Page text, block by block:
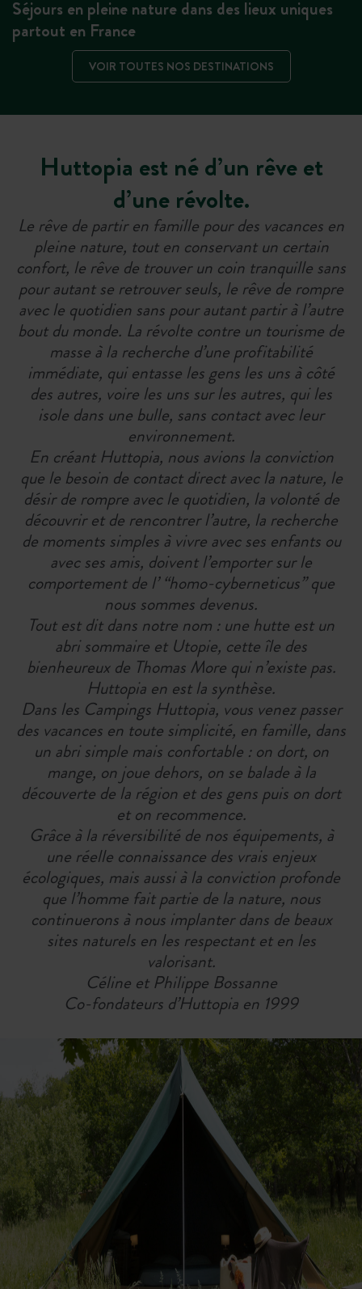
Séjours en pleine nature dans des lieux uniques
partout en France
VOIR TOUTES NOS DESTINATIONS
Huttopia est né d’un rêve et
d’une révolte.
Le rêve de partir en famille pour des vacances en
pleine nature, tout en conservant un certain
confort, le rêve de trouver un coin tranquille sans
pour autant se retrouver seuls, le rêve de rompre
avec le quotidien sans pour autant partir à l’autre
bout du monde. La révolte contre un tourisme de
masse à la recherche d’une profitabilité
immédiate, qui entasse les gens les uns à côté
des autres, voire les uns sur les autres, qui les
isole dans une bulle, sans contact avec leur
environnement.
En créant Huttopia, nous avions la conviction
que le besoin de contact direct avec la nature, le
désir de rompre avec le quotidien, la volonté de
découvrir et de rencontrer l’autre, la recherche
de moments simples à vivre avec ses enfants ou
avec ses amis, doivent l’emporter sur le
comportement de l’ “homo-cyberneticus” que
nous sommes devenus.
Tout est dit dans notre nom : une hutte est un
abri sommaire et Utopie, cette île des
bienheureux de Thomas More qui n’existe pas.
Huttopia en est la synthèse.
Dans les Campings Huttopia, vous venez passer
des vacances en toute simplicité, en famille, dans
un abri simple mais confortable : on dort, on
mange, on joue dehors, on se balade à la
découverte de la région et des gens puis on dort
et on recommence.
Grâce à la réversibilité de nos équipements, à
une réelle connaissance des vrais enjeux
écologiques, mais aussi à la conviction profonde
que l’homme fait partie de la nature, nous
continuerons à nous implanter dans de beaux
sites naturels en les respectant et en les
valorisant.
Céline et Philippe Bossanne
Co-fondateurs d’Huttopia en 1999